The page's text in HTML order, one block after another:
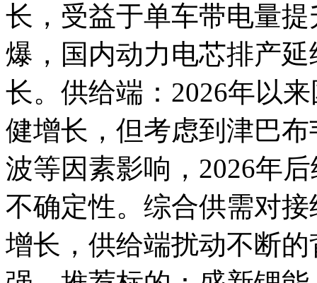
长，受益于单车带电量
爆，国内动力电芯排产
长。供给端：2026年以
健增长，但考虑到津巴
波等因素影响，2026年
不确定性。综合供需对
增长，供给端扰动不断